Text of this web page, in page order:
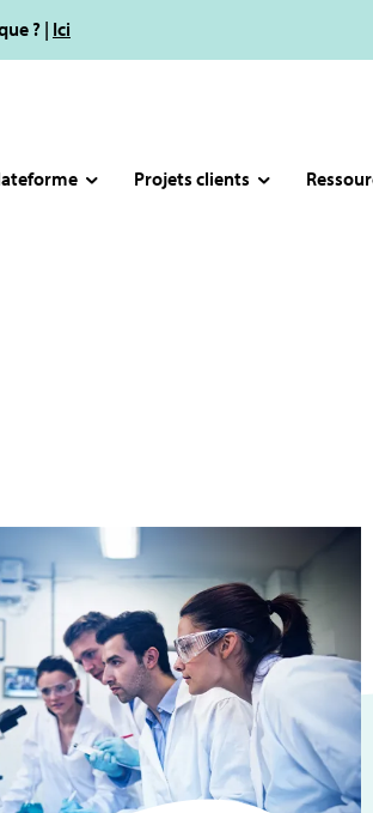
? | Ici
Projets clients